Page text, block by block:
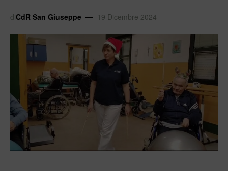
diCdR San Giuseppe 19 Dicembre 2024